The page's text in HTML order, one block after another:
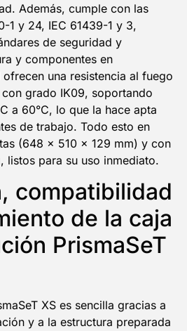
Además, cumple con las
1 y 24, IEC 61439-1 y 3,
de seguridad y
y componentes en
una resistencia al fuego
grado IK09, soportando
a 60°C, lo que la hace apta
de trabajo. Todo esto en
(648 x 510 x 129 mm) y con
listos para su uso inmediato.
compatibilidad
de la caja
PrismaSeT
XS es sencilla gracias a
y a la estructura preparada